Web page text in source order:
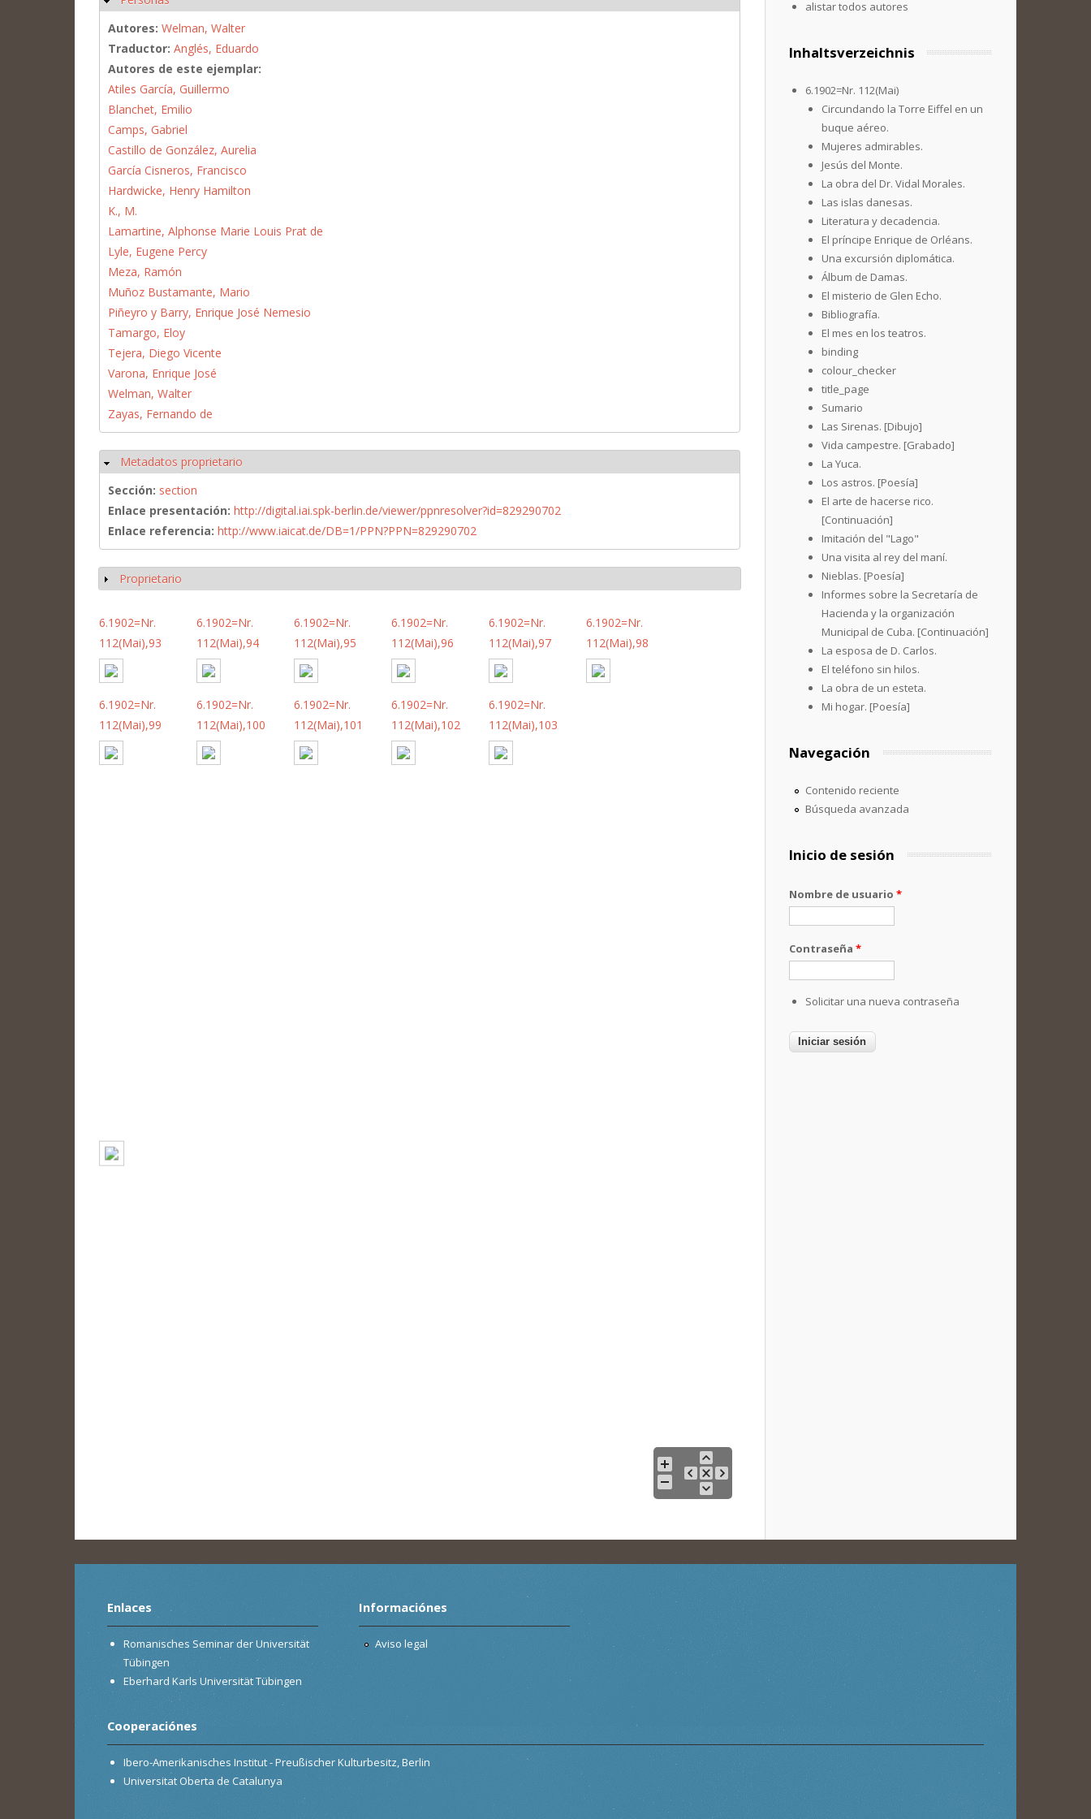
Autores: Welman, Walter
Traductor: Anglés, Eduardo
Autores de este ejemplar:
Atiles García, Guillermo
Blanchet, Emilio
Camps, Gabriel
Castillo de González, Aurelia
García Cisneros, Francisco
Hardwicke, Henry Hamilton
K., M.
Lamartine, Alphonse Marie Louis Prat de
Lyle, Eugene Percy
Meza, Ramón
Muñoz Bustamante, Mario
Piñeyro y Barry, Enrique José Nemesio
Tamargo, Eloy
Tejera, Diego Vicente
Varona, Enrique José
Welman, Walter
Zayas, Fernando de
Ocultar
Metadatos proprietario
Sección: section
Enlace presentación: http://digital.iai.spk-berlin.de/viewer/ppnresolver?id=829290702
Enlace referencia: http://www.iaicat.de/DB=1/PPN?PPN=829290702
Mostrar
Proprietario
6.1902=Nr.
112(Mai),93
6.1902=Nr.
112(Mai),94
6.1902=Nr.
112(Mai),95
6.1902=Nr.
112(Mai),96
6.1902=Nr.
112(Mai),97
6.1902=Nr.
112(Mai),98
6.1902=Nr.
112(Mai),99
6.1902=Nr.
112(Mai),100
6.1902=Nr.
112(Mai),101
6.1902=Nr.
112(Mai),102
6.1902=Nr.
112(Mai),103
alistar todos autores
Inhaltsverzeichnis
6.1902=Nr. 112(Mai)
Circundando la Torre Eiffel en un
buque aéreo.
Mujeres admirables.
Jesús del Monte.
La obra del Dr. Vidal Morales.
Las islas danesas.
Literatura y decadencia.
El príncipe Enrique de Orléans.
Una excursión diplomática.
Álbum de Damas.
El misterio de Glen Echo.
Bibliografía.
El mes en los teatros.
binding
colour_checker
title_page
Sumario
Las Sirenas. [Dibujo]
Vida campestre. [Grabado]
La Yuca.
Los astros. [Poesía]
El arte de hacerse rico.
[Continuación]
Imitación del "Lago"
Una visita al rey del maní.
Nieblas. [Poesía]
Informes sobre la Secretaría de
Hacienda y la organización
Municipal de Cuba. [Continuación]
La esposa de D. Carlos.
El teléfono sin hilos.
La obra de un esteta.
Mi hogar. [Poesía]
Navegación
Contenido reciente
Búsqueda avanzada
Inicio de sesión
Nombre de usuario *
Contraseña *
Solicitar una nueva contraseña
Enlaces
Romanisches Seminar der Universität
Tübingen
Eberhard Karls Universität Tübingen
Informaciónes
Aviso legal
Cooperaciónes
Ibero-Amerikanisches Institut - Preußischer Kulturbesitz, Berlin
Universitat Oberta de Catalunya